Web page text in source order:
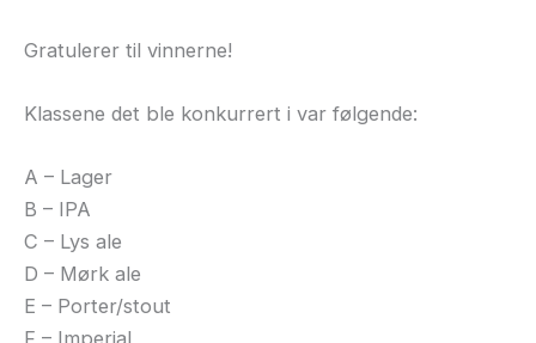
Gratulerer til vinnerne!
Klassene det ble konkurrert i var følgende:
A – Lager
B – IPA
C – Lys ale
D – Mørk ale
E – Porter/stout